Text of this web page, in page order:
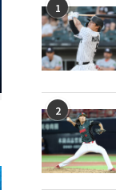
1
2